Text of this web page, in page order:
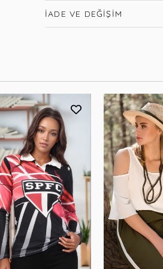
İADE VE DEĞIŞIM